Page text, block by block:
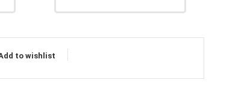
to wishlist